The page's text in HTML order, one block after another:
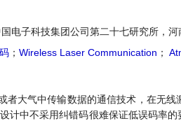
国电子科技集团公司第二十七研究所，河
； Wireless Laser Communication ；
者大气中传输数据的通信技术，在无
计中不采用纠错码很难保证低误码率